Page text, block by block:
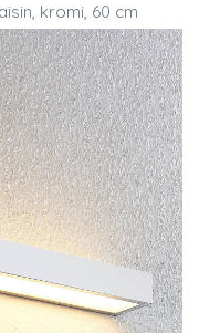
kromi, 60 cm